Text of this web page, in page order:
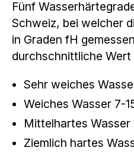
Fünf
Schweiz, bei welcher
in Graden fH
durchschnittliche Wert
Sehr weiches
Weiches Wasser 7-
Mittelhartes Wasser
Ziemlich hartes